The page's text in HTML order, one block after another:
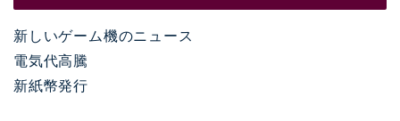
新しいゲーム機のニュース
電気代高騰
新紙幣発行